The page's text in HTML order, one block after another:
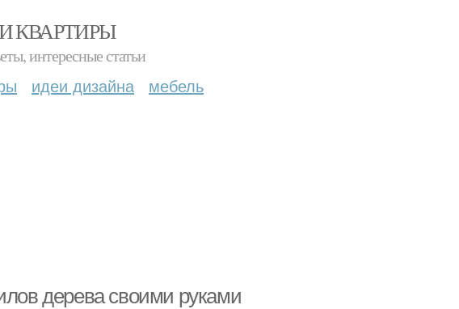
КВАРТИРЫ
интересные статьи
идеи дизайна мебель
дерева своими руками